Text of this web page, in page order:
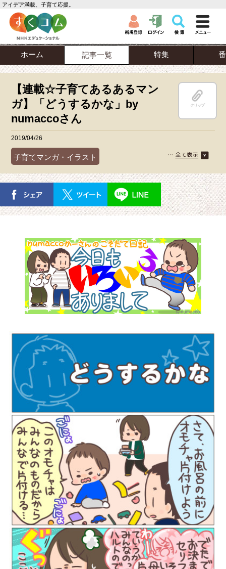
アイデア満載、子育て応援。
ホーム 記事一覧 特集
【連載☆子育てあるあるマン
ガ】「どうするかな」by
numaccoさん
クリップ
2019/04/26
子育てマンガ・イラスト